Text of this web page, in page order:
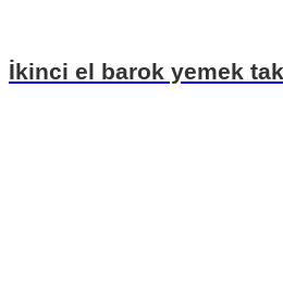
İkinci el barok yemek